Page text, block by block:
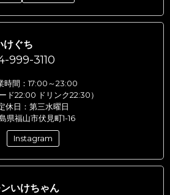
けぐち
999-3110
時間：17:00～23:00
ド22:00 ドリンク22:30）
休日：第三水曜日
県福山市伏見町1-16
Instagram
いけちゃん